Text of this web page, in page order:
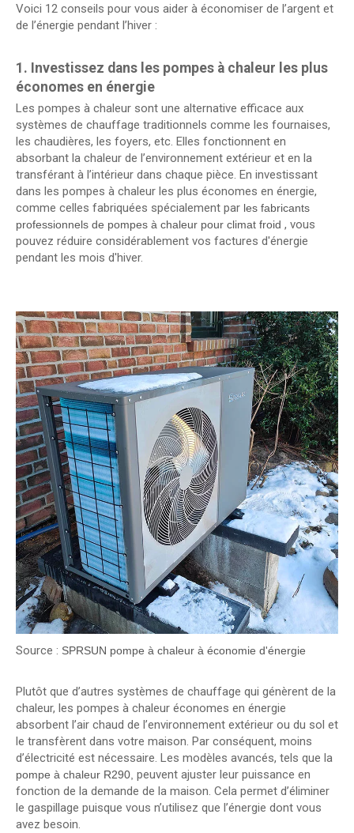
Voici 12 conseils pour vous aider à économiser de l’argent et
de l’énergie pendant l’hiver :
1. Investissez dans les pompes à chaleur les plus
économes en énergie
Les pompes à chaleur sont une alternative efficace aux
systèmes de chauffage traditionnels comme les fournaises,
les chaudières, les foyers, etc. Elles fonctionnent en
absorbant la chaleur de l’environnement extérieur et en la
transférant à l’intérieur dans chaque pièce. En investissant
dans les pompes à chaleur les plus économes en énergie,
comme celles fabriquées spécialement par les fabricants
professionnels de pompes à chaleur pour climat froid , vous
pouvez réduire considérablement vos factures d'énergie
pendant les mois d'hiver.
Source : SPRSUN pompe à chaleur à économie d'énergie
Plutôt que d’autres systèmes de chauffage qui génèrent de la
chaleur, les pompes à chaleur économes en énergie
absorbent l’air chaud de l’environnement extérieur ou du sol et
le transfèrent dans votre maison. Par conséquent, moins
d’électricité est nécessaire. Les modèles avancés, tels que la
pompe à chaleur R290, peuvent ajuster leur puissance en
fonction de la demande de la maison. Cela permet d’éliminer
le gaspillage puisque vous n’utilisez que l’énergie dont vous
avez besoin.